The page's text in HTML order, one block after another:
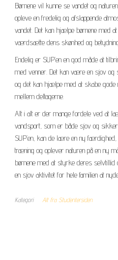
Børnene vil kunne se vandet og
opleve en fredelig og afslappende
vandet. Det kan hjælpe børnene med
værdsætte dens skønhed og
Endelig er SUP’en en god måde at
med venner. Det kan være en sjov og
og det kan hjælpe med at skabe gode
mellem deltagerne.
Alt i alt er der mange fordele ved at
vandsport, som er både sjov og
SUP’en, kan de lære en ny
træning og oplever naturen på en ny
børnene med at styrke deres
en sjov aktivitet for hele familien at
Kategori Alt fra Studentersiden